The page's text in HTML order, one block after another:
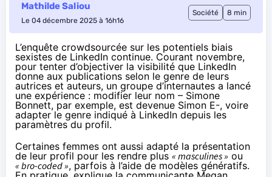
Mathilde Saliou
Le 04 décembre 2025 à 16h16
Société 8 min
L’enquête crowdsourcée sur les potentiels biais
sexistes de LinkedIn continue. Courant novembre,
pour tenter d’objectiver la visibilité que LinkedIn
donne aux publications selon le genre de leurs
autrices et auteurs, un groupe d’internautes a lancé
une expérience : modifier leur nom – Simone
Bonnett, par exemple, est devenue Simon E-, voire
adapter le genre indiqué à LinkedIn depuis les
paramètres du profil.
Certaines femmes ont aussi adapté la présentation
de leur profil pour les rendre plus « masculines » ou
« bro-coded », parfois à l’aide de modèles génératifs.